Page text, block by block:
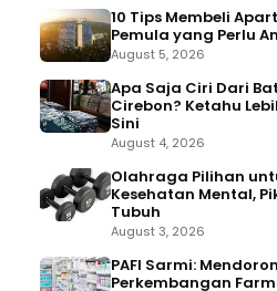
10 Tips Membeli
Pemula yang Perlu
August 5, 2026
Apa Saja Ciri Dari
Cirebon? Ketahu
Sini
August 4, 2026
Olahraga Pilihan
Kesehatan Mental,
Tubuh
August 3, 2026
PAFI Sarmi:
Perkembangan